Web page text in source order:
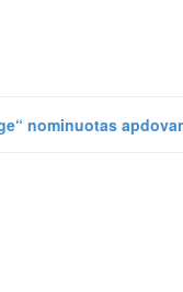
nominuotas